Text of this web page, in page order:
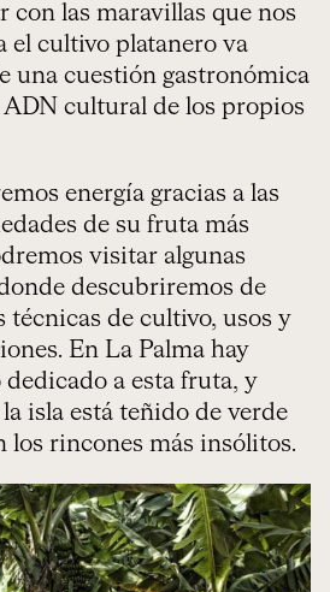
con las maravillas que nos
el cultivo platanero va
una cuestión gastronómica
ADN cultural de los propios
energía gracias a las
de su fruta más
visitar algunas
descubriremos de
técnicas de cultivo, usos y
En La Palma hay
a esta fruta, y
isla está teñido de verde
los rincones más insólitos.